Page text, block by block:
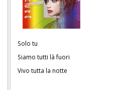
Solo tu
Siamo tutti là fuori
Vivo tutta la notte